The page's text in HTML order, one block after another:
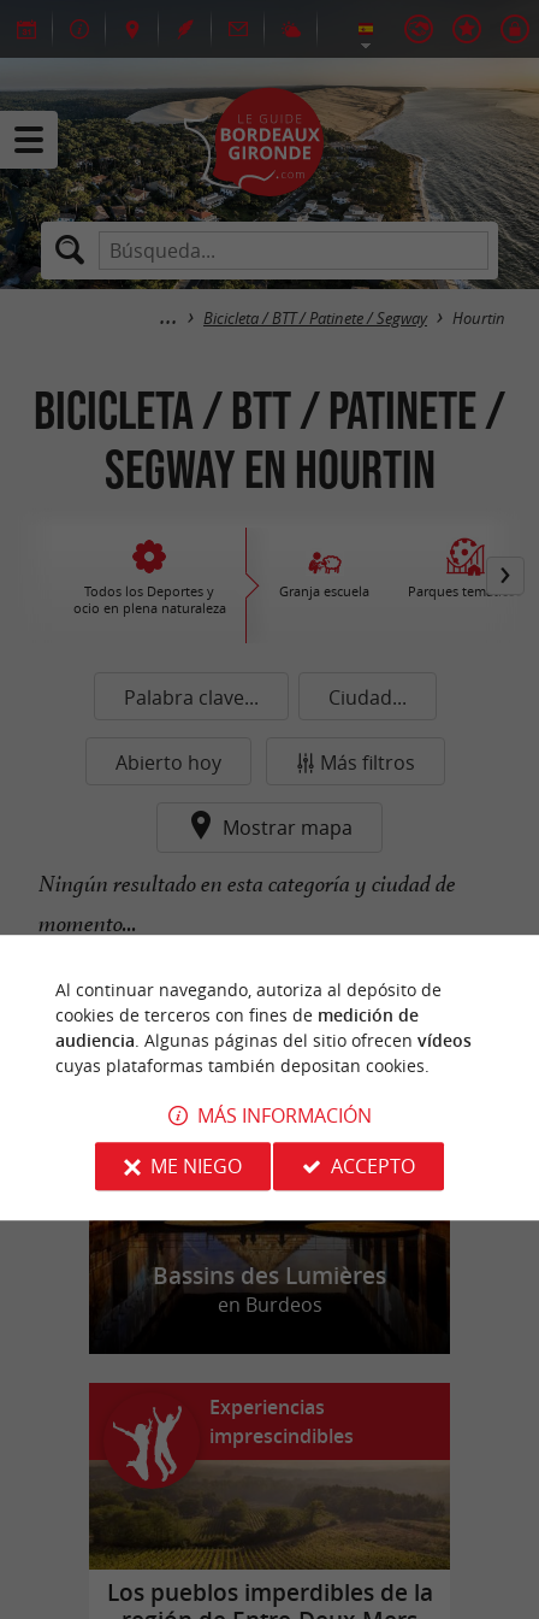
Bicicleta / BTT / Patinete / Segway Hourtin
Bicicleta / BTT / Patinete /
Segway en Hourtin
Todos los Deportes y
ocio en plena naturaleza
Granja escuela Parques temáticos
Palabra clave... Ciudad...
Abierto hoy Más filtros
Mostrar mapa
Ningún resultado en esta categoría y ciudad de
momento...
n
u
e
s
t
r
o
f
a
v
o
r
i
t
o
Bassins des Lumières
en Burdeos
Experiencias
imprescindibles
Los pueblos imperdibles de la
Al continuar navegando, autoriza al depósito de
cookies de terceros con fines de medición de
audiencia . Algunas páginas del sitio ofrecen vídeos
cuyas plataformas también depositan cookies.
MÁS INFORMACIÓN
ME NIEGO
ACCEPTO